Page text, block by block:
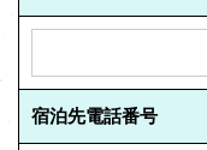
宿泊先電話番号